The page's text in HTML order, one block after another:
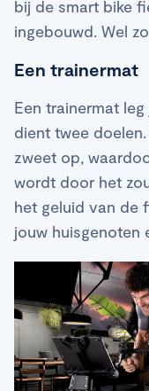
bij de smart bike
ingebouwd. Wel
Een trainermat
Een trainermat
dient twee
zweet op,
wordt door het
het geluid van de
jouw huisgenoten